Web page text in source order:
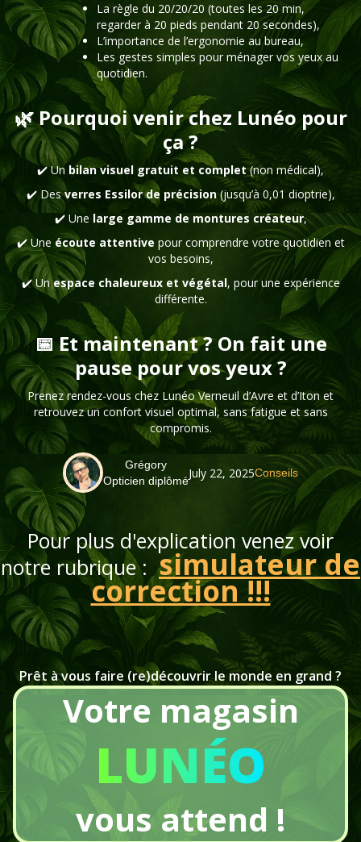
La règle du 20/20/20 (toutes les 20 min,
regarder à 20 pieds pendant 20 secondes),
L’importance de l’ergonomie au bureau,
Les gestes simples pour ménager vos yeux au
quotidien.
🌿 Pourquoi venir chez Lunéo pour
ça ?
✔️ Un bilan visuel gratuit et complet(non médical),
✔️ Desverres Essilor de précision(jusqu’à 0,01 dioptrie),
✔️ Une large gamme de montures créateur,
✔️ Une écoute attentive pour comprendre votre quotidien et
vos besoins,
✔️ Unespace chaleureux et végétal, pour une expérience
différente.
📅 Et maintenant ? On fait une
pause pour vos yeux ?
Prenez rendez-vous chez Lunéo Verneuil d’Avre et d’Iton et
retrouvez un confort visuel optimal, sans fatigue et sans
compromis.
Grégory
Opticien diplômé
July 22, 2025Conseils
Pour plus d'explication venez voir
notre rubrique :simulateur de
correction !!!
Prêt à vous faire (re)découvrir le monde en grand ?
Votre magasin
LUNÉO
vous attend !